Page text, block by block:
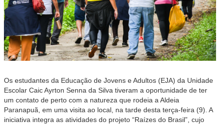
Os estudantes da Educação de Jovens e Adultos (EJA) da Unidade
Escolar Caic Ayrton Senna da Silva tiveram a oportunidade de ter
um contato de perto com a natureza que rodeia a Aldeia
Paranapuã, em uma visita ao local, na tarde desta terça-feira (9). A
iniciativa integra as atividades do projeto “Raízes do Brasil”, cujo